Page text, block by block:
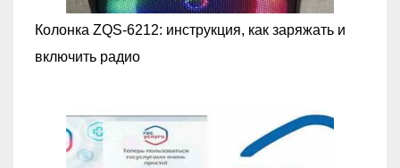
Колонка ZQS-6212: инструкция, как заряжать и
включить радио